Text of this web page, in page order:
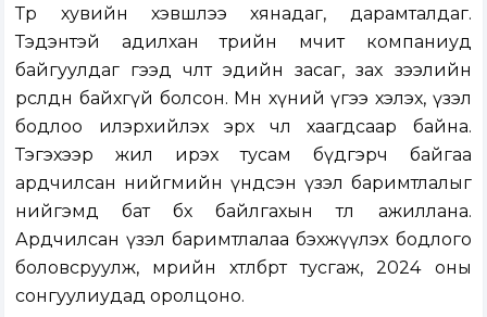
Төр хувийн хэвшлээ хянадаг, дарамталдаг.
Тэдэнтэй адилхан төрийн өмчит компаниуд
байгуулдаг гээд чөлөөт эдийн засаг, зах зээлийн
өрсөлдөөн байхгүй болсон. Мөн хүний үгээ хэлэх, үзэл
бодлоо илэрхийлэх эрх чөлөө хаагдсаар байна.
Тэгэхээр жил ирэх тусам бүдгэрч байгаа
ардчилсан нийгмийн үндсэн үзэл баримтлалыг
нийгэмд бат бөх байлгахын төлөө ажиллана.
Ардчилсан үзэл баримтлалаа бэхжүүлэх бодлого
боловсруулж, мөрийн хөтөлбөртөө тусгаж, 2024 оны
сонгуулиудад оролцоно.